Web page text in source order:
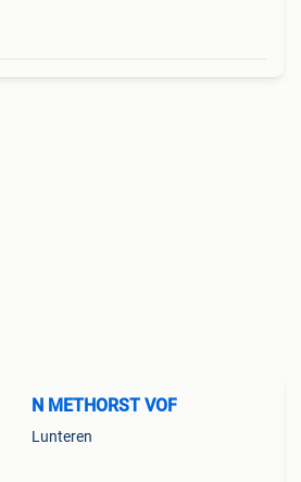
N METHORST VOF
Lunteren